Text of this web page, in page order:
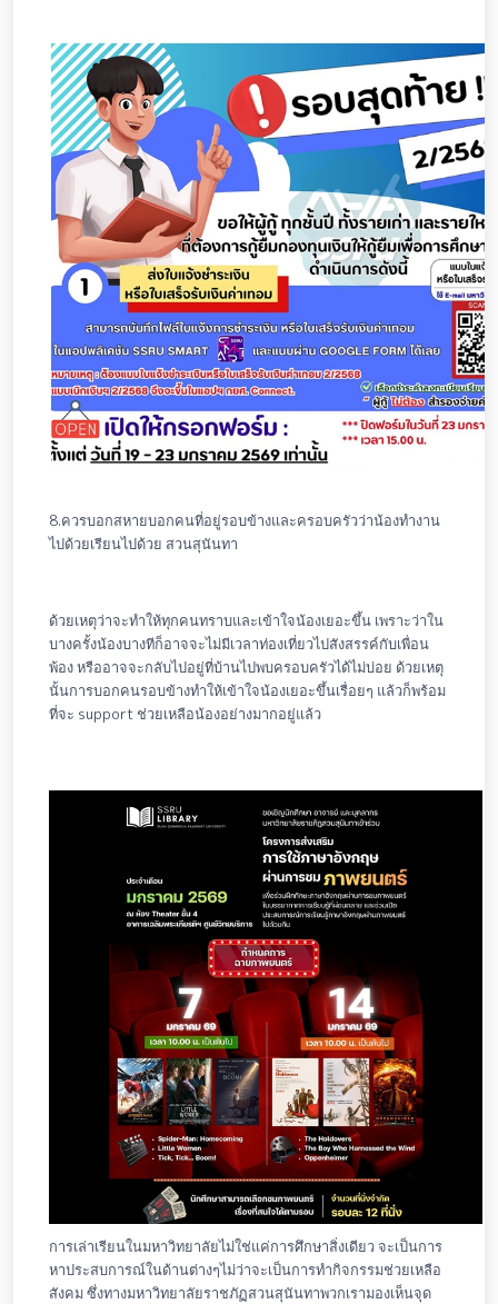
8.ควรบอกสหายบอกคนที่อยู่รอบข้างและครอบครัวว่าน้องทำงาน
ไปด้วยเรียนไปด้วย สวนสุนันทา
ด้วยเหตุว่าจะทำให้ทุกคนทราบและเข้าใจน้องเยอะขึ้น เพราะว่าใน
บางครั้งน้องบางทีก็อาจจะไม่มีเวลาท่องเที่ยวไปสังสรรค์กับเพื่อน
พ้อง หรืออาจจะกลับไปอยู่ที่บ้านไปพบครอบครัวได้ไม่บ่อย ด้วยเหตุ
นั้นการบอกคนรอบข้างทำให้เข้าใจน้องเยอะขึ้นเรื่อยๆ แล้วก็พร้อม
ที่จะ support ช่วยเหลือน้องอย่างมากอยู่แล้ว
การเล่าเรียนในมหาวิทยาลัยไม่ใช่แค่การศึกษาสิ่งเดียว จะเป็นการ
หาประสบการณ์ในด้านต่างๆไม่ว่าจะเป็นการทำกิจกรรมช่วยเหลือ
สังคม ซึ่งทางมหาวิทยาลัยราชภัฏสวนสุนันทาพวกเรามองเห็นจุด